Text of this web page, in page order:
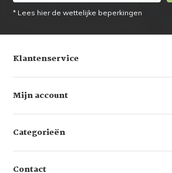
* Lees hier de wettelijke beperkingen
Klantenservice
Mijn account
Categorieën
Contact